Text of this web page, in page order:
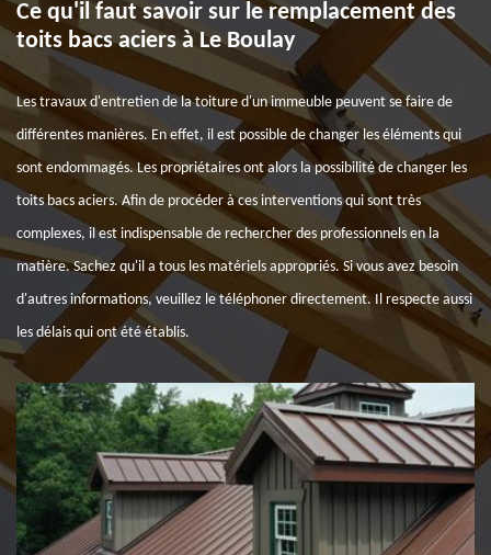
Ce qu'il faut savoir sur le remplacement des
toits bacs aciers à Le Boulay
Les travaux d'entretien de la toiture d'un immeuble peuvent se faire de
différentes manières. En effet, il est possible de changer les éléments qui
sont endommagés. Les propriétaires ont alors la possibilité de changer les
toits bacs aciers. Afin de procéder à ces interventions qui sont très
complexes, il est indispensable de rechercher des professionnels en la
matière. Sachez qu'il a tous les matériels appropriés. Si vous avez besoin
d'autres informations, veuillez le téléphoner directement. Il respecte aussi
les délais qui ont été établis.